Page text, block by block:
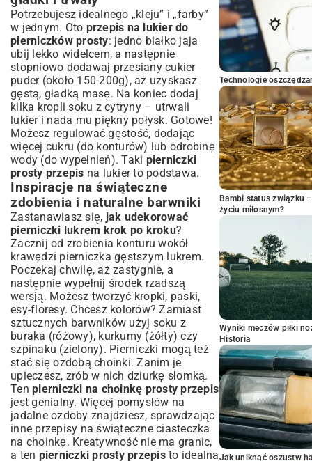
Potrzebujesz idealnego „kleju” i „farby”
w jednym. Oto przepis na lukier do
pierniczków prosty: jedno białko jaja
ubij lekko widelcem, a następnie
stopniowo dodawaj przesiany cukier
puder (około 150-200g), aż uzyskasz
gęstą, gładką masę. Na koniec dodaj
kilka kropli soku z cytryny – utrwali
lukier i nada mu piękny połysk. Gotowe!
Możesz regulować gęstość, dodając
więcej cukru (do konturów) lub odrobinę
wody (do wypełnień). Taki pierniczki
prosty przepis na lukier to podstawa.
Inspiracje na świąteczne
zdobienia i naturalne barwniki
Zastanawiasz się, jak udekorować
pierniczki lukrem krok po kroku?
Zacznij od zrobienia konturu wokół
krawędzi pierniczka gęstszym lukrem.
Poczekaj chwilę, aż zastygnie, a
następnie wypełnij środek rzadszą
wersją. Możesz tworzyć kropki, paski,
esy-floresy. Chcesz kolorów? Zamiast
sztucznych barwników użyj soku z
buraka (różowy), kurkumy (żółty) czy
szpinaku (zielony). Pierniczki mogą też
stać się ozdobą choinki. Zanim je
upieczesz, zrób w nich dziurkę słomką.
Ten pierniczki na choinkę prosty przepis
jest genialny. Więcej pomysłów na
jadalne ozdoby znajdziesz, sprawdzając
inne przepisy na świąteczne ciasteczka
na choinkę. Kreatywność nie ma granic,
a ten pierniczki prosty przepisto idealna
Technologie
Bambi status związku
życiu miłosnym?
Wyniki meczów piłki
Historia
Jak uniknąć oszustw